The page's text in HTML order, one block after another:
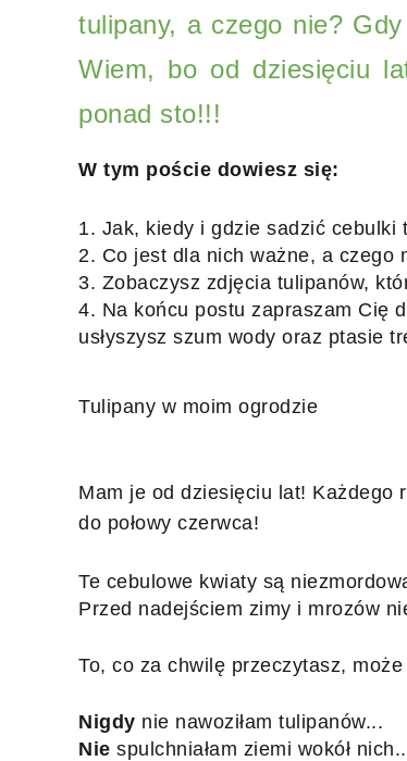
tulipany, a czego nie?
Wiem, bo od dziesięciu
ponad sto!!!
W tym poście dowiesz się:
1. Jak, kiedy i gdzie sadzić cebulki
2. Co jest dla nich ważne, a czego
3. Zobaczysz zdjęcia tulipanów,
4. Na końcu postu zapraszam Cię
usłyszysz szum wody oraz ptasie
Tulipany w moim ogrodzie
Mam je od dziesięciu lat! Każdego
do połowy czerwca!
Te cebulowe kwiaty są
Przed nadejściem zimy i mrozów
To, co za chwilę przeczytasz,
Nigdy nie nawoziłam tulipanów...
Nie spulchniałam ziemi wokół